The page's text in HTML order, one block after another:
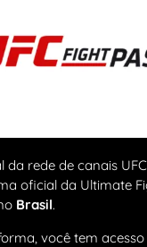
da rede de canais
oficial da Ultimate
Brasil.
você tem